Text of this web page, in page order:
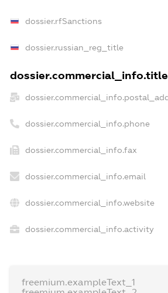
dossier.rfSanctions
dossier.russian_reg_title
dossier.commercial_info.title
dossier.commercial_info.phone
dossier.commercial_info.fax
dossier.commercial_info.email
dossier.commercial_info.website
dossier.commercial_info.activity
freemium.exampleText_1